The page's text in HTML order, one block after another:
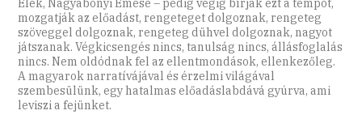
Elek, Nagyabonyi Emese – pedig végig bírják ezt a tempót,
mozgatják az előadást, rengeteget dolgoznak, rengeteg
szöveggel dolgoznak, rengeteg dühvel dolgoznak, nagyot
játszanak. Végkicsengés nincs, tanulság nincs, állásfoglalás
nincs. Nem oldódnak fel az ellentmondások, ellenkezőleg.
A magyarok narratívájával és érzelmi világával
szembesülünk, egy hatalmas előadáslabdává gyúrva, ami
leviszi a fejünket.